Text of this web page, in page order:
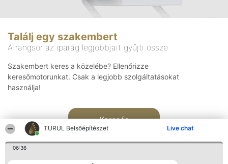
TURUL Belsőépítészet Live chat
06:36
Találj egy szakembert
A rangsor az iparág legjobbjait gyűjti össze
Szakembert keres a közelébe? Ellenőrizze
keresőmotorunkat. Csak a legjobb szolgáltatásokat
használja!
Keresés